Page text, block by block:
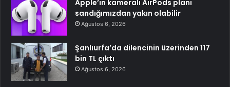
Apple’ın kameralı AirPods planı
sandığımızdan yakın olabilir
Ağustos 6, 2026
Şanlıurfa’da dilencinin üzerinden 117
bin TL çıktı
Ağustos 6, 2026